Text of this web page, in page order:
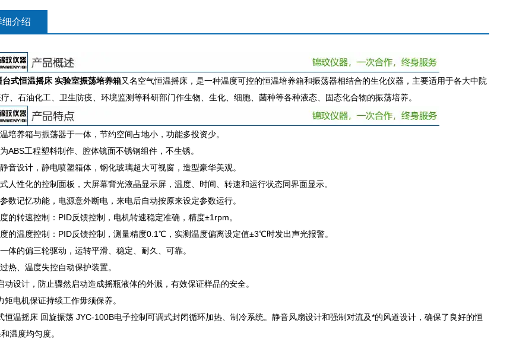
细介绍
台式恒温摇床 实验室振荡培养箱又名空气恒温摇床，是一种温度可控的恒温培养箱和振荡器相结合的生化仪器，主要适用于各大中院
、石油化工、卫生防疫、环境监测等科研部门作生物、生化、细胞、菌种等各种液态、固态化合物的振荡培养。
培养箱与振荡器于一体，节约空间占地小，功能多投资少。
ABS工程塑料制作、腔体镜面不锈钢组件，不生锈。
音设计，静电喷塑箱体，钢化玻璃超大可视窗，造型豪华美观。
人性化的控制面板，大屏幕背光液晶显示屏，温度、时间、转速和运行状态同界面显示。
数记忆功能，电源意外断电，来电后自动按原来设定参数运行。
的转速控制：PID反馈控制，电机转速稳定准确，精度±1rpm。
的温度控制：PID反馈控制，测量精度0.1℃，实测温度偏离设定值±3℃时发出声光报警。
体的偏三轮驱动，运转平滑、稳定、耐久、可靠。
热、温度失控自动保护装置。
动设计，防止骤然启动造成摇瓶液体的外溅，有效保证样品的安全。
矩电机保证持续工作毋须保养。
恒温摇床 回旋振荡 JYC-100B电子控制可调式封闭循环加热、制冷系统。静音风扇设计和强制对流及*的风道设计，确保了良好的恒
温度均匀度。